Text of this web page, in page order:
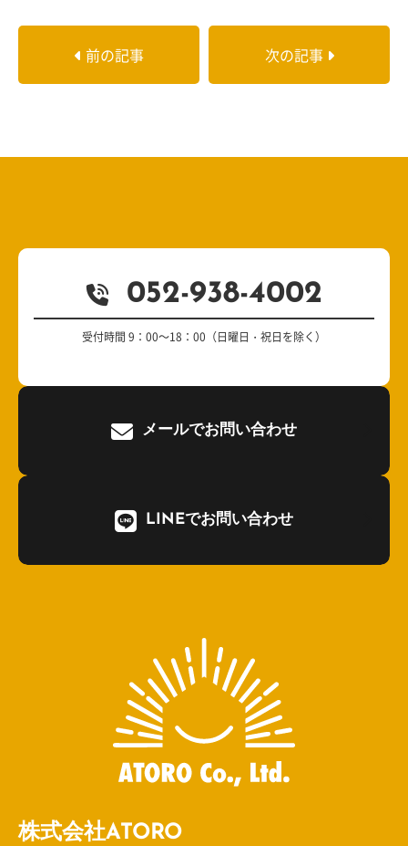
前の記事 次の記事
052-938-4002
受付時間 9：00～18：00（日曜日・祝日を除く）
メールでお問い合わせ
LINEでお問い合わせ
株式会社ATORO